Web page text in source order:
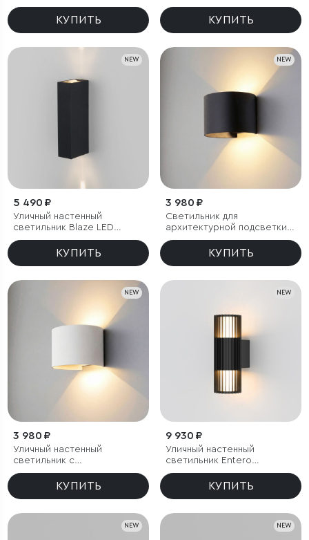
КУПИТЬ
черный IP54
КУПИТЬ
NEW
5 490 ₽
Уличный настенный
светильник Blaze LED
3000K черный IP65
КУПИТЬ
NEW
3 980 ₽
Светильник для
архитектурной подсветки
BLADE 3000K черный IP54
КУПИТЬ
NEW
3 980 ₽
Уличный настенный
светильник с
регулируемыми лучами
BLADE 3000K белый
КУПИТЬ
NEW
9 930 ₽
Уличный настенный
светильник Entero
(35189/W) 3000K черный
КУПИТЬ
NEW NEW